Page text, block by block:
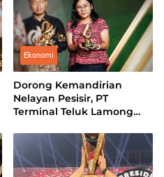
Ekonomi
Dorong Kemandirian
Nelayan Pesisir, PT
Terminal Teluk Lamong
Award 2026